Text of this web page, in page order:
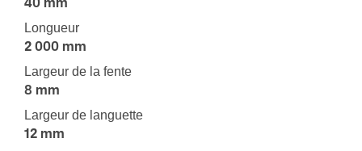
40 mm
Longueur
2 000 mm
Largeur de la fente
8 mm
Largeur de languette
12 mm